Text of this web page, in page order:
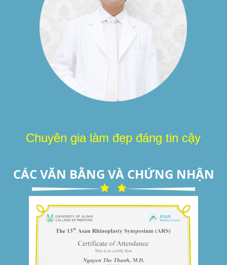
Chuyên gia làm đẹp đáng tin cậy
CÁC VĂN BẰNG VÀ CHỨNG NHẬN